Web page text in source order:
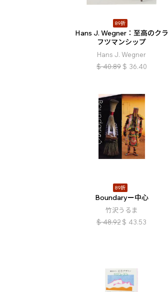
89折
Hans J. Wegner：至高のクラ
フツマンシップ
Hans J. Wegner
$ 40.89 $ 36.40
89折
Boundaryー中心
竹沢うるま
$ 48.92 $ 43.53